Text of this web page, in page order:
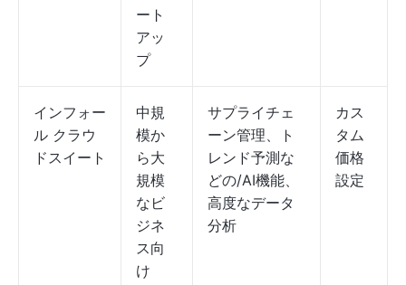
ート
アッ
プ
インフォー
ル クラウ
ドスイート
中規
模か
ら大
規模
なビ
ジネ
ス向
け
サプライチェ
ーン管理、ト
レンド予測な
どの/AI機能、
高度なデータ
分析
カス
タム
価格
設定